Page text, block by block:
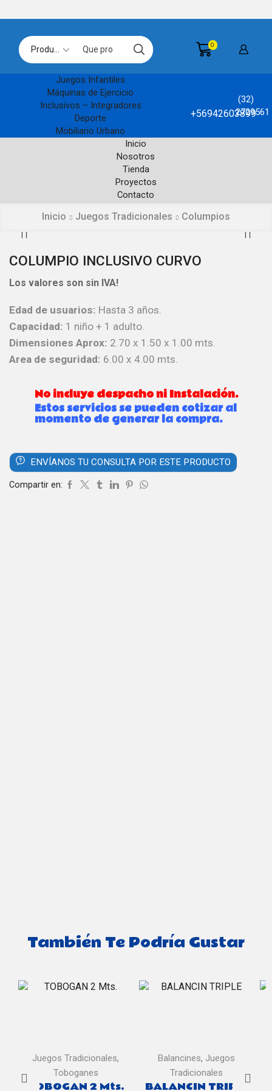
Search
input
0
Juegos Infantiles
Máquinas de Ejercicio
Inclusivos – Integradores
Deporte
Mobiliario Urbano
+56942603899
(32)
2729561
Inicio
Nosotros
Tienda
Proyectos
Contacto
Inicio Juegos Tradicionales Columpios
COLUMPIO INCLUSIVO CURVO
Los valores son sin IVA!
Edad de usuarios: Hasta 3 años.
Capacidad: 1 niño + 1 adulto.
Dimensiones Aprox: 2.70 x 1.50 x 1.00 mts.
Area de seguridad: 6.00 x 4.00 mts.
No incluye despacho ni Instalación.
Estos servicios se pueden cotizar al
momento de generar la compra.
ENVÍANOS TU CONSULTA POR ESTE PRODUCTO
Compartir en:
También Te Podría Gustar
Juegos Tradicionales,
Toboganes
TOBOGAN 2 Mts.
Balancines, Juegos
Tradicionales
BALANCIN TRIPLE